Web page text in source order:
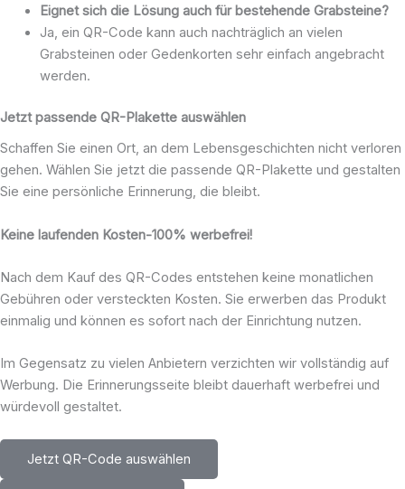
Eignet sich die Lösung auch für bestehende Grabsteine?
Ja, ein QR-Code kann auch nachträglich an vielen
Grabsteinen oder Gedenkorten sehr einfach angebracht
werden.
Jetzt passende QR-Plakette auswählen
Schaffen Sie einen Ort, an dem Lebensgeschichten nicht verloren
gehen. Wählen Sie jetzt die passende QR-Plakette und gestalten
Sie eine persönliche Erinnerung, die bleibt.
Keine laufenden Kosten-100% werbefrei!
Nach dem Kauf des QR-Codes entstehen keine monatlichen
Gebühren oder versteckten Kosten. Sie erwerben das Produkt
einmalig und können es sofort nach der Einrichtung nutzen.
Im Gegensatz zu vielen Anbietern verzichten wir vollständig auf
Werbung. Die Erinnerungsseite bleibt dauerhaft werbefrei und
würdevoll gestaltet.
Jetzt QR-Code auswählen